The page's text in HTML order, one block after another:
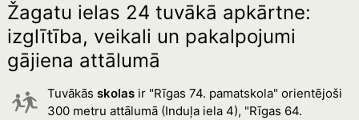
Žagatu ielas 24 tuvākā apkārtne:
izglītība, veikali un pakalpojumi
gājiena attālumā
Tuvākās skolasir "Rīgas 74. pamatskola" orientējoši
300 metru attālumā (Induļa iela 4), "Rīgas 64.